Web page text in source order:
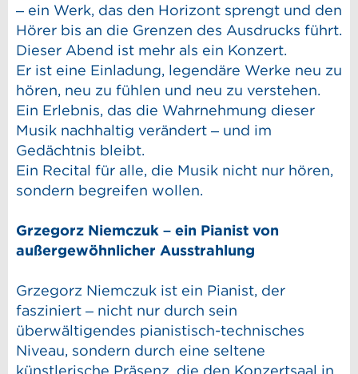
– ein Werk, das den Horizont sprengt und den
Hörer bis an die Grenzen des Ausdrucks führt.
Dieser Abend ist mehr als ein Konzert.
Er ist eine Einladung, legendäre Werke neu zu
hören, neu zu fühlen und neu zu verstehen.
Ein Erlebnis, das die Wahrnehmung dieser
Musik nachhaltig verändert – und im
Gedächtnis bleibt.
Ein Recital für alle, die Musik nicht nur hören,
sondern begreifen wollen.
Grzegorz Niemczuk – ein Pianist von
außergewöhnlicher Ausstrahlung
Grzegorz Niemczuk ist ein Pianist, der
fasziniert – nicht nur durch sein
überwältigendes pianistisch-technisches
Niveau, sondern durch eine seltene
künstlerische Präsenz, die den Konzertsaal in